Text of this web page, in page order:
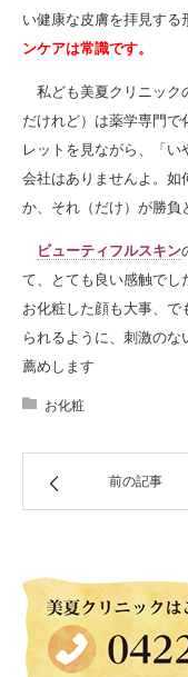
い健康な皮膚を拝見する
ンケアは常識です。
私ども美夏クリニック
だけれど）は薬学専門で
レットを見ながら、「
会社はありませんよ。如
か、それ（だけ）が勝負
ビューティフルスキン
て、とても良い感触でし
お化粧した顔も大事、
られるように、刺激の
薦めします
お化粧
前の記事